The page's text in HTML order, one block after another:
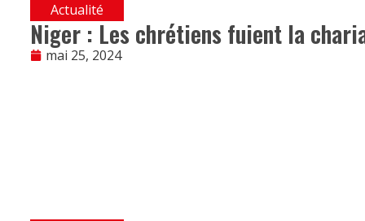
Actualité
Niger : Les chrétiens fuient la
mai 25, 2024